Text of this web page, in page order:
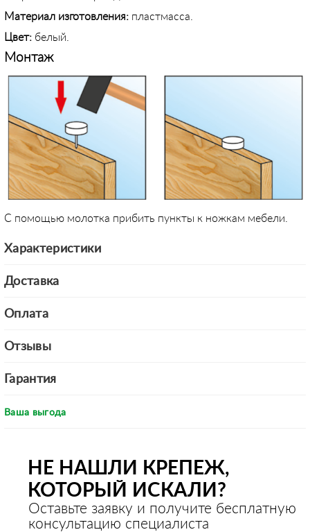
Материал изготовления: пластмасса.
Цвет: белый.
Монтаж
С помощью молотка прибить пункты к ножкам мебели.
Характеристики
Доставка
Оплата
Отзывы
Гарантия
Ваша выгода
НЕ НАШЛИ КРЕПЕЖ,
КОТОРЫЙ ИСКАЛИ?
Оставьте заявку и получите бесплатную
консультацию специалиста